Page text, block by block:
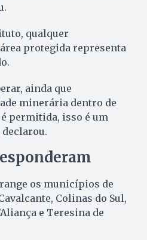
qualquer
protegida representa
ainda que
minerária dentro de
permitida, isso é um
os municípios de
Colinas do Sul,
e Teresina de